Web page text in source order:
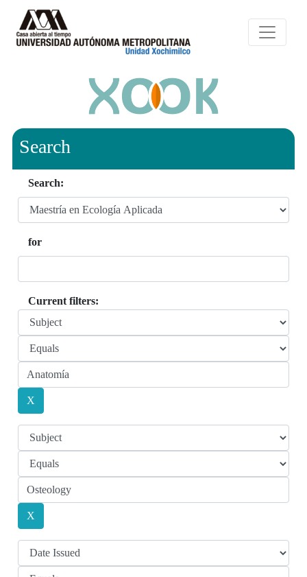
Search
Search:
for
Current filters: